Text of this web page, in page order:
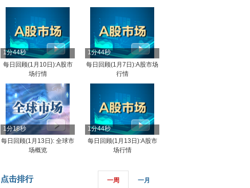
1分44秒
每日回顾(1月10日):A股市
场行情
1分44秒
每日回顾(1月7日):A股市场
行情
1分18秒
每日回顾(1月13日): 全球市
场概览
1分44秒
每日回顾(1月13日):A股市
场行情
点击排行 一周 一月